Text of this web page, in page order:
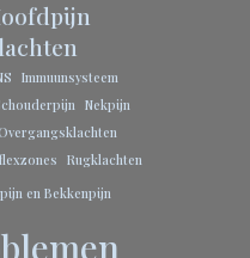
Immuunsysteem
Nekpijn
Overgangsklachten
Rugklachten
en Bekkenpijn